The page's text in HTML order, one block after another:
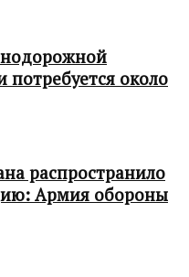
около
распространило
Армия обороны